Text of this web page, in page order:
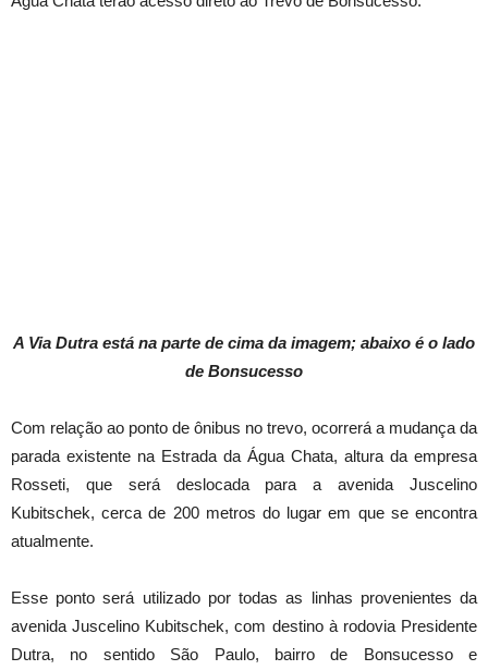
A Via Dutra está na parte de cima da imagem; abaixo é o lado
de Bonsucesso
Com relação ao ponto de ônibus no trevo, ocorrerá a mudança da
parada existente na Estrada da Água Chata, altura da empresa
Rosseti, que será deslocada para a avenida Juscelino
Kubitschek, cerca de 200 metros do lugar em que se encontra
atualmente.
Esse ponto será utilizado por todas as linhas provenientes da
avenida Juscelino Kubitschek, com destino à rodovia Presidente
Dutra, no sentido São Paulo, bairro de Bonsucesso e